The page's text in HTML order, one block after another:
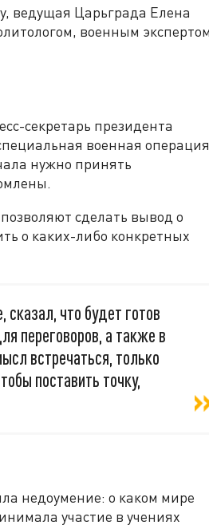
ведущая Царьграда Елена
военным экспертом
секретарь президента
военная операция
нужно принять
сделать вывод о
о каких-либо конкретных
что будет готов
переговоров, а также в
встречаться, только
поставить точку,
недоумение: о каком мире
участие в учениях